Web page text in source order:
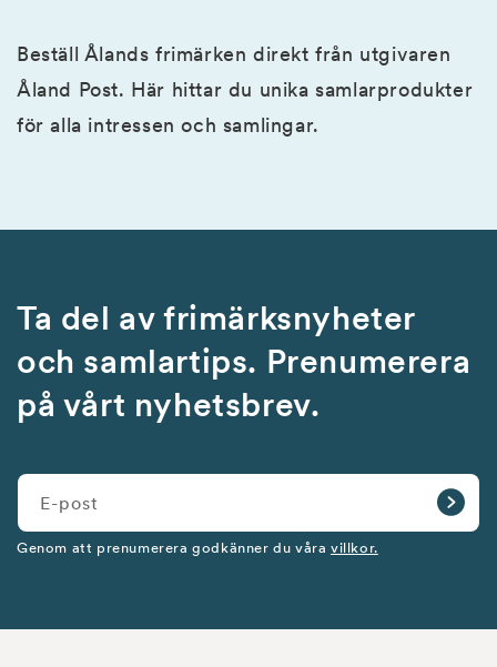
Beställ Ålands frimärken direkt från utgivaren
Åland Post. Här hittar du unika samlarprodukter
för alla intressen och samlingar.
Ta del av frimärksnyheter
och samlartips. Prenumerera
på vårt nyhetsbrev.
E-post
Genom att prenumerera godkänner du våravillkor.